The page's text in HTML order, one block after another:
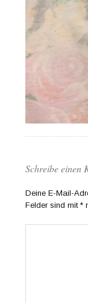
Schreibe einen
Deine E-Mail-
Felder sind mit*